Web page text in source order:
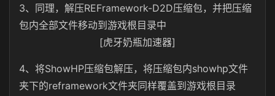
3、同理，解压REFramework-D2D压缩包，并把压缩
包内全部文件移动到游戏根目录中
[虎牙奶瓶加速器]
4、将ShowHP压缩包解压，将压缩包内showhp文件
夹下的reframework文件夹同样覆盖到游戏根目录